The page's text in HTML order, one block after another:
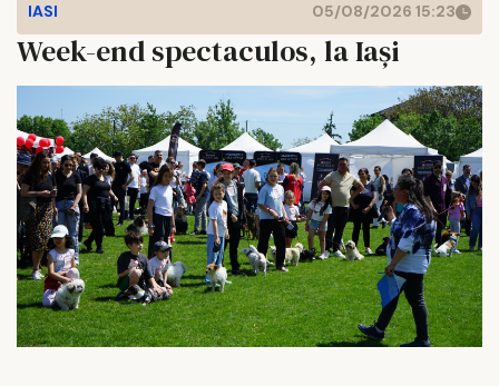
IASI 05/08/2026 15:23
Week-end spectaculos, la Iași